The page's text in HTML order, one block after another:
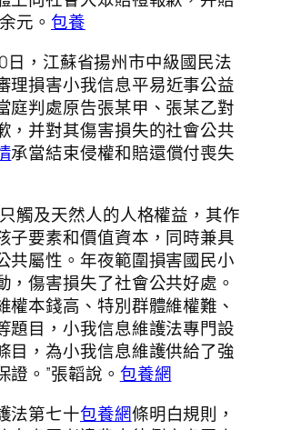
元。 包養
日，江蘇省揚州市中級國民法
理損害小我信息平易近事公益
庭判處原告張某甲、張某乙對
，并對其傷害損失的社會公共
承當結束侵權和賠還償付喪失
觸及天然人的人格權益，其作
子要素和價值資本，同時兼具
共屬性。年夜範圍損害國民小
，傷害損失了社會公共好處。
權本錢高、特別群體維權難、
題目，小我信息維護法專門設
目，為小我信息維護供給了強
證。”張韜說。 包養網
法第七十包養網條明白規則，